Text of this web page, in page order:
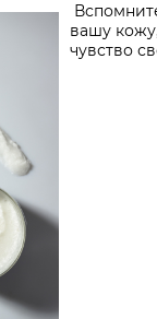
вашу
чувство